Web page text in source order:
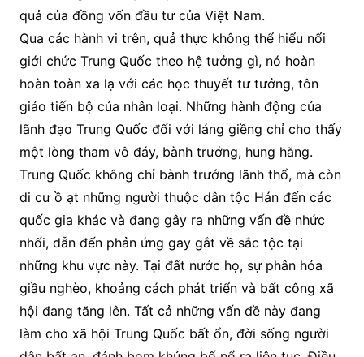
quả của đồng vốn đầu tư của Việt Nam.
Qua các hành vi trên, quả thực không thể hiểu nổi
giới chức Trung Quốc theo hệ tưởng gì, nó hoàn
hoàn toàn xa lạ với các học thuyết tư tưởng, tôn
giáo tiến bộ của nhân loại. Những hành động của
lãnh đạo Trung Quốc đối với láng giềng chỉ cho thấy
một lòng tham vô đáy, bành trướng, hung hăng.
Trung Quốc không chỉ bành trướng lãnh thổ, mà còn
di cư ồ ạt những người thuộc dân tộc Hán đến các
quốc gia khác và đang gây ra những vấn đề nhức
nhối, dẫn đến phản ứng gay gắt về sắc tộc tại
những khu vực này. Tại đất nước họ, sự phân hóa
giầu nghèo, khoảng cách phát triển và bất công xã
hội đang tăng lên. Tất cả những vấn đề này đang
làm cho xã hội Trung Quốc bất ổn, đời sống người